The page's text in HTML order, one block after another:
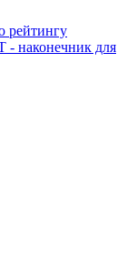
рейтингу
‑ наконечник для